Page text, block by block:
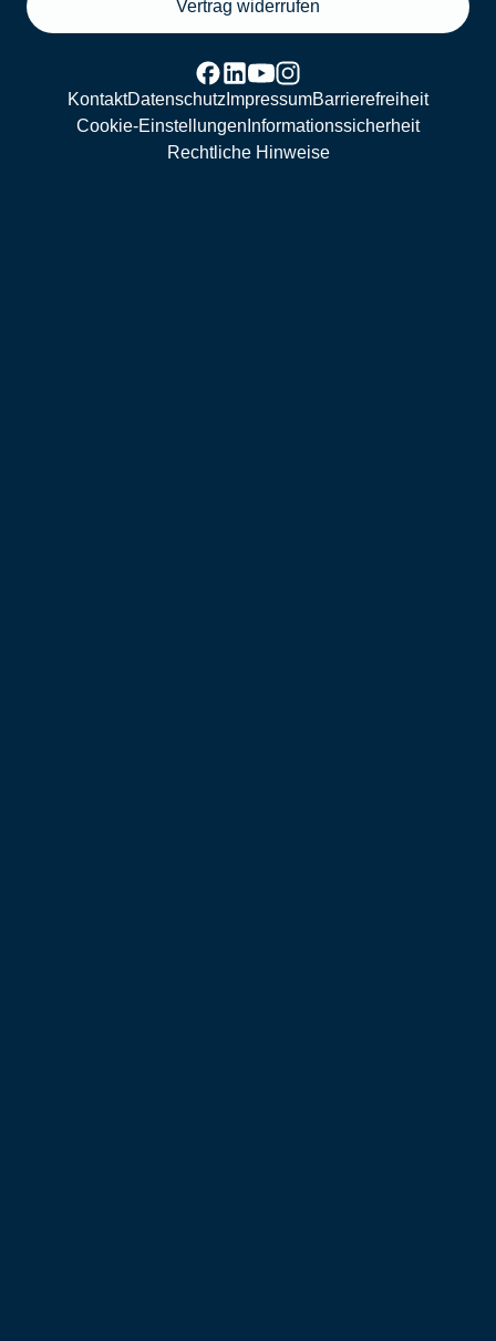
Vertrag widerrufen
KontaktDatenschutz ImpressumBarrierefreiheit
Cookie-Einstellungen Informationssicherheit
Rechtliche Hinweise